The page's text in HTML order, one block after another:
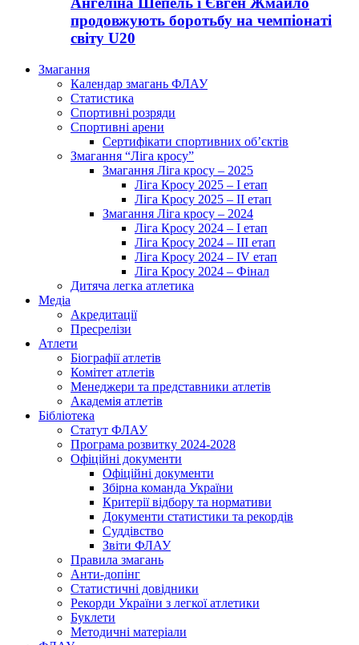
продовжують боротьбу на чемпіонаті
світу U20
Змагання
Календар змагань ФЛАУ
Статистика
Спортивні розряди
Спортивні арени
Сертифікати спортивних об’єктів
Змагання “Ліга кросу”
Змагання Ліга кросу – 2025
Ліга Кросу 2025 – I етап
Ліга Кросу 2025 – II етап
Змагання Ліга кросу – 2024
Ліга Кросу 2024 – I етап
Ліга Кросу 2024 – III етап
Ліга Кросу 2024 – IV етап
Ліга Кросу 2024 – Фінал
Дитяча легка атлетика
Медіа
Акредитації
Пресрелізи
Атлети
Біографії атлетів
Комітет атлетів
Менеджери та представники атлетів
Академія атлетів
Бібліотека
Статут ФЛАУ
Програма розвитку 2024-2028
Офіційні документи
Офіційні документи
Збірна команда України
Критерії відбору та нормативи
Документи статистики та рекордів
Суддівство
Звіти ФЛАУ
Правила змагань
Анти-допінг
Статистичні довідники
Рекорди України з легкої атлетики
Буклети
Методичні матеріали